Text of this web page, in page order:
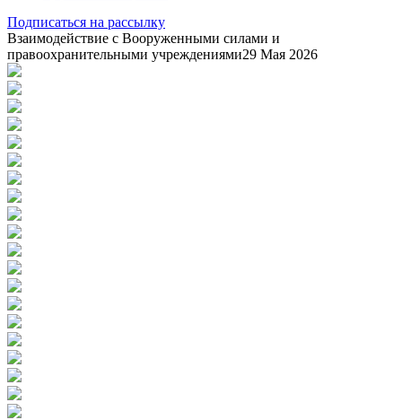
Подписаться на рассылку
Взаимодействие с Вооруженными силами и
правоохранительными учреждениями29 Мая 2026